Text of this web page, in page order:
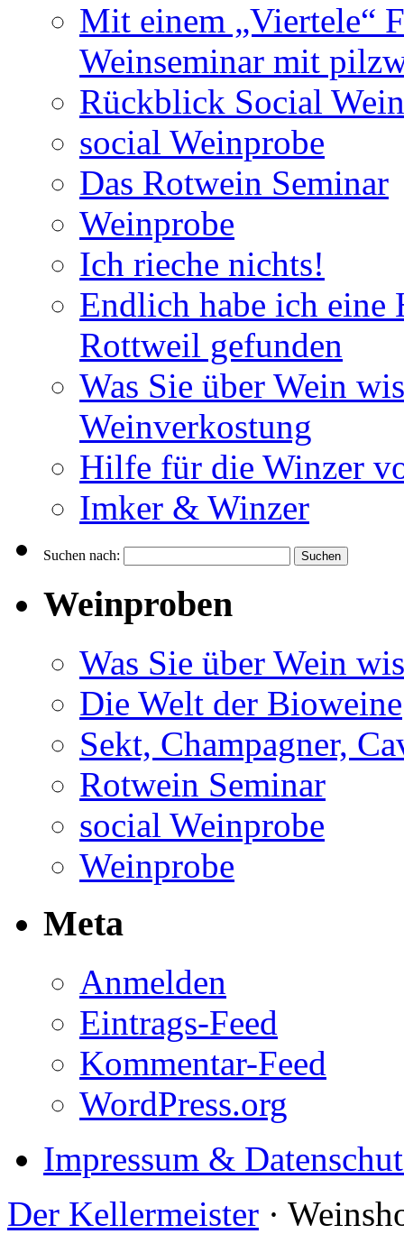
Mit einem „Viertele“
Weinseminar mit
Rückblick Social
social Weinprobe
Das Rotwein Seminar
Weinprobe
Ich rieche nichts!
Endlich habe ich eine
Rottweil gefunden
Was Sie über Wein
Weinverkostung
Hilfe für die Winzer
Imker & Winzer
Suchen nach:
Weinproben
Was Sie über Wein
Die Welt der Bioweine
Sekt, Champagner,
Rotwein Seminar
social Weinprobe
Weinprobe
Meta
Anmelden
Eintrags-Feed
Kommentar-Feed
WordPress.org
Impressum &
Der Kellermeister ·